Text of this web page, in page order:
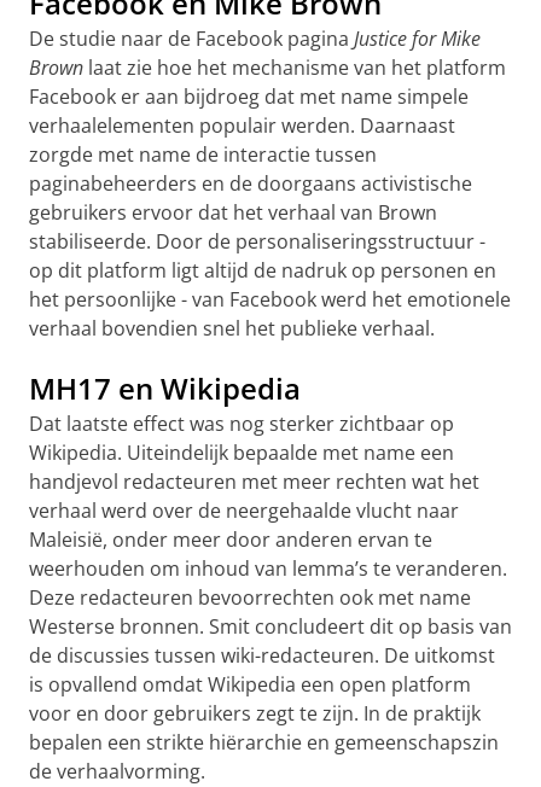
De studie naar de Facebook pagina Justice for Mike
Brown laat zie hoe het mechanisme van het platform
Facebook er aan bijdroeg dat met name simpele
verhaalelementen populair werden. Daarnaast
zorgde met name de interactie tussen
paginabeheerders en de doorgaans activistische
gebruikers ervoor dat het verhaal van Brown
stabiliseerde. Door de personaliseringsstructuur -
op dit platform ligt altijd de nadruk op personen en
het persoonlijke - van Facebook werd het emotionele
verhaal bovendien snel het publieke verhaal.
MH17 en Wikipedia
Dat laatste effect was nog sterker zichtbaar op
Wikipedia. Uiteindelijk bepaalde met name een
handjevol redacteuren met meer rechten wat het
verhaal werd over de neergehaalde vlucht naar
Maleisië, onder meer door anderen ervan te
weerhouden om inhoud van lemma’s te veranderen.
Deze redacteuren bevoorrechten ook met name
Westerse bronnen. Smit concludeert dit op basis van
de discussies tussen wiki-redacteuren. De uitkomst
is opvallend omdat Wikipedia een open platform
voor en door gebruikers zegt te zijn. In de praktijk
bepalen een strikte hiërarchie en gemeenschapszin
de verhaalvorming.